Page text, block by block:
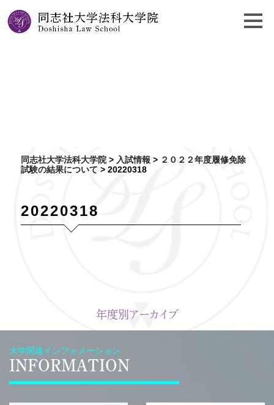
同志社大学法科大学院> 入試情報 > ２０２２年度履修免除
試験の結果について > 20220318
20220318
年度別アーカイブ
大学関連インフォメーション
INFORMATION